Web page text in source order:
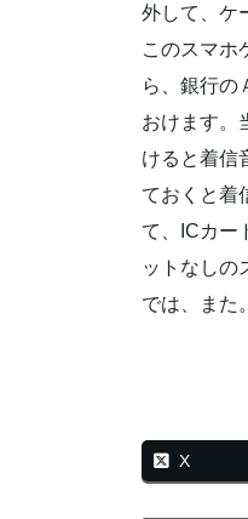
外して、ケ
このスマホ
ら、銀行の
おけます。
けると着信
ておくと着
て、ICカー
ットなしの
では、また。
X